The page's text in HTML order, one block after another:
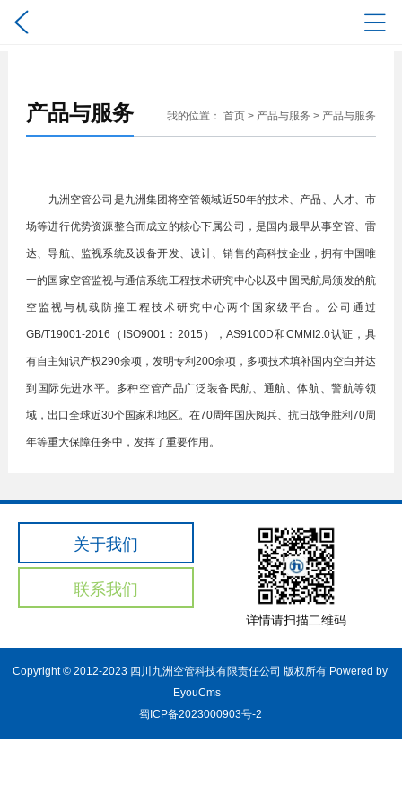
产品与服务 我的位置：首页 > 产品与服务 > 产品与服务
九洲空管公司是九洲集团将空管领域近50年的技术、产品、人才、市
场等进行优势资源整合而成立的核心下属公司，是国内最早从事空管、雷
达、导航、监视系统及设备开发、设计、销售的高科技企业，拥有中国唯
一的国家空管监视与通信系统工程技术研究中心以及中国民航局颁发的航
空监视与机载防撞工程技术研究中心两个国家级平台。公司通过
GB/T19001-2016（ISO9001：2015），AS9100D和CMMI2.0认证，具
有自主知识产权290余项，发明专利200余项，多项技术填补国内空白并达
到国际先进水平。多种空管产品广泛装备⺠航、通航、体航、警航等领
域，出口全球近30个国家和地区。在70周年国庆阅兵、抗日战争胜利70周
年等重大保障任务中，发挥了重要作用。
关于我们
联系我们
详情请扫描二维码
Copyright © 2012-2023 四川九洲空管科技有限责任公司 版权所有 Powered by
EyouCms
蜀ICP备2023000903号-2